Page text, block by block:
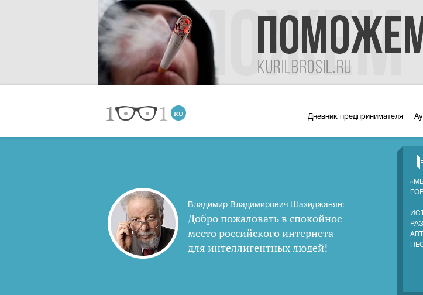
Дневник предпринимателя
Владимир Владимирович Шахиджанян:
Добро пожаловать в спокойное
место российского интернета
для интеллигентных людей!